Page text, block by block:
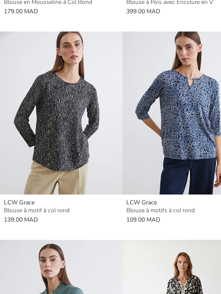
Blouse en Mousseline à Col Rond
179.00 MAD
Blouse à Pois avec Encolure en V
399.00 MAD
LCW Grace
Blouse à motif à col rond
139.00 MAD
LCW Grace
Blouse à motifs à col rond
109.00 MAD